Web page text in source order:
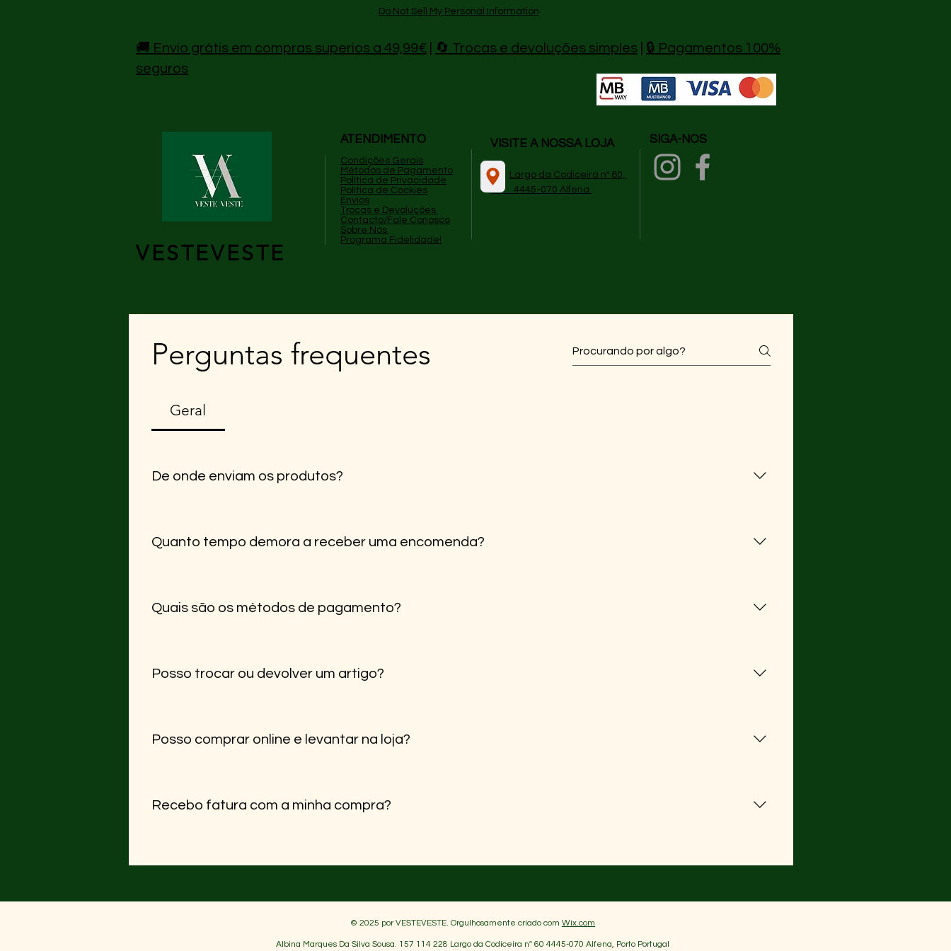
Do Not Sell My Personal Information
🚚 Envio grátis em compras superios a 49,99€ 🔄 Trocas e devoluções simples
🔒 Pagamentos 100%
seguros
VESTEVESTE
ATENDIMENTO
Condições Gerais
Métodos de Pagamento
Política de Privacidade
Política de Cockies
Envios
Trocas e Devoluções
Contacto/Fale Conosco
Sobre Nós
Programa Fidelidade!
VISITE A NOSSA LOJA
​
Largo da Codiceira nº 60,
4445-070 Alfena.
SIGA-NOS
Perguntas frequentes
Geral
De onde enviam os produtos?
Quanto tempo demora a receber uma encomenda?
Quais são os métodos de pagamento?
Posso trocar ou devolver um artigo?
Posso comprar online e levantar na loja?
Recebo fatura com a minha compra?
© 2025 por VESTEVESTE. Orgulhosamente criado com Wix.com
Albina Marques Da Silva Sousa. 157 114 228 Largo da Codiceira nº 60 4445-070 Alfena, Porto Portugal